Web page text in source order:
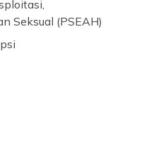
Seksual (PSEAH)